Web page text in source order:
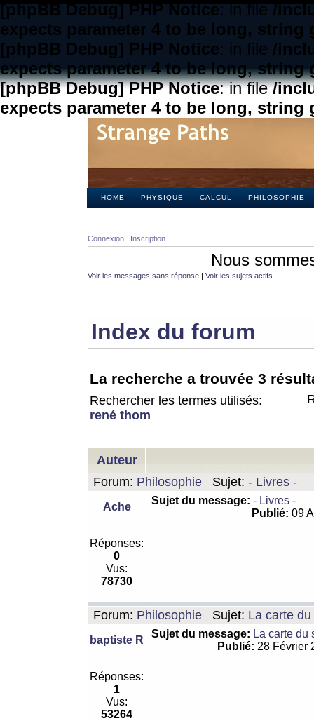
[phpBB Debug] PHP Notice: in file/
expects parameter 4 to be long, string
[phpBB Debug] PHP Notice: in file /
expects parameter 4 to be long, string
[phpBB Debug] PHP Notice: in file/
expects parameter 4 to be long, string
HOME PHYSIQUE CALCUL PHILOSOPHIE
Connexion Inscription
Nous
Voir les messages sans réponse | Voir les sujets actifs
Index du forum
La recherche a trouvée 3
Rechercher les termes utilisés:
rené thom
Auteur
Forum: Philosophie Sujet: - Livres -
Ache
Sujet du message: - Livres -
Publié: 09
Réponses:
0
Vus:
78730
Forum: Philosophie Sujet: La carte
baptiste R
Sujet du message: La carte du
Publié: 28 Février
Réponses:
1
Vus:
53264